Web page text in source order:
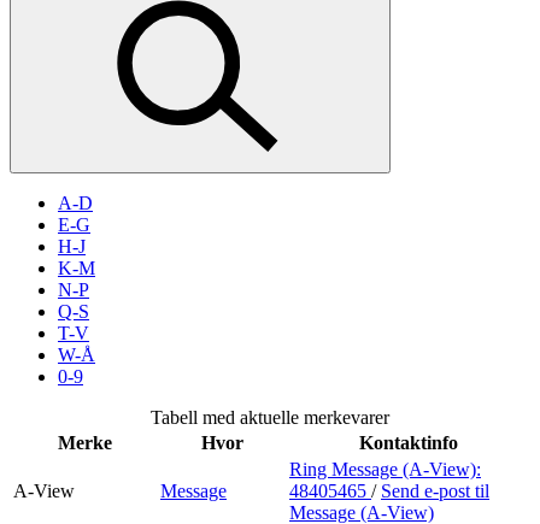
Mat og drikke
Aktiviteter
Merker
Inspirasjon
Søk
Åpningstider
Praktisk informasjon
A-D
E-G
H-J
K-M
N-P
Q-S
T-V
W-Å
0-9
Tabell med aktuelle merkevarer
Merke
Hvor Kontaktinfo
A-View Message
Ring Message (A-View):
48405465 / Send e-post til
Message (A-View)